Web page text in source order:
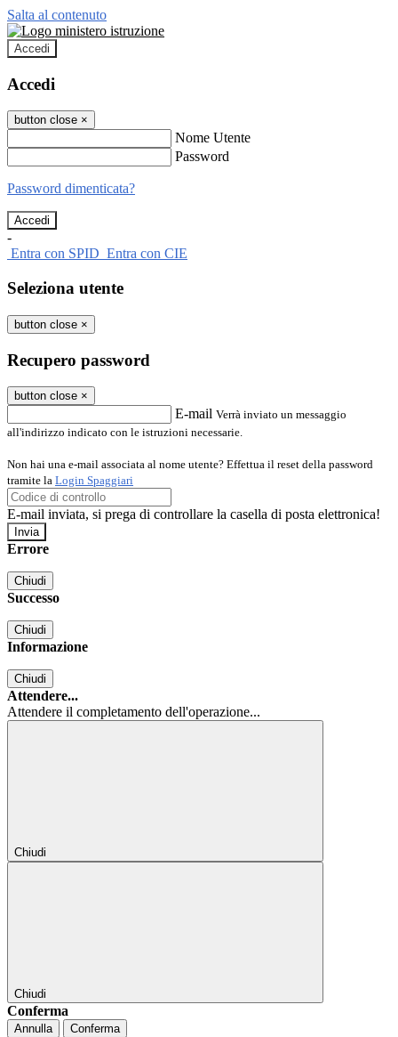
Salta al contenuto
Accedi
Accedi
button close ×
Nome Utente
Password
Password dimenticata?
-
Entra con SPID Entra con CIE
Seleziona utente
button close ×
Recupero password
button close ×
E-mail Verrà inviato un messaggio
all'indirizzo indicato con le istruzioni necessarie.
Non hai una e-mail associata al nome utente? Effettua il reset della password
tramite la Login Spaggiari
E-mail inviata, si prega di controllare la casella di posta elettronica!
Errore
Chiudi
Successo
Chiudi
Informazione
Chiudi
Attendere...
Attendere il completamento dell'operazione...
Chiudi
Chiudi
Conferma
Annulla Conferma